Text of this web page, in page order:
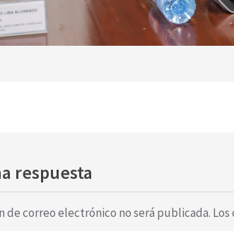
respuesta
de correo electrónico no será publicada.